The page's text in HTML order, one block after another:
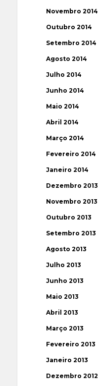
Novembro 2014
Outubro 2014
Setembro 2014
Agosto 2014
Julho 2014
Junho 2014
Maio 2014
Abril 2014
Março 2014
Fevereiro 2014
Janeiro 2014
Dezembro 2013
Novembro 2013
Outubro 2013
Setembro 2013
Agosto 2013
Julho 2013
Junho 2013
Maio 2013
Abril 2013
Março 2013
Fevereiro 2013
Janeiro 2013
Dezembro 2012